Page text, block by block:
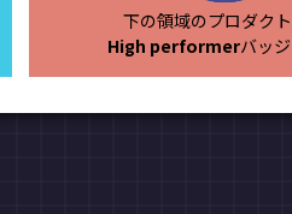
下の領域のプロダク
High performerバッ